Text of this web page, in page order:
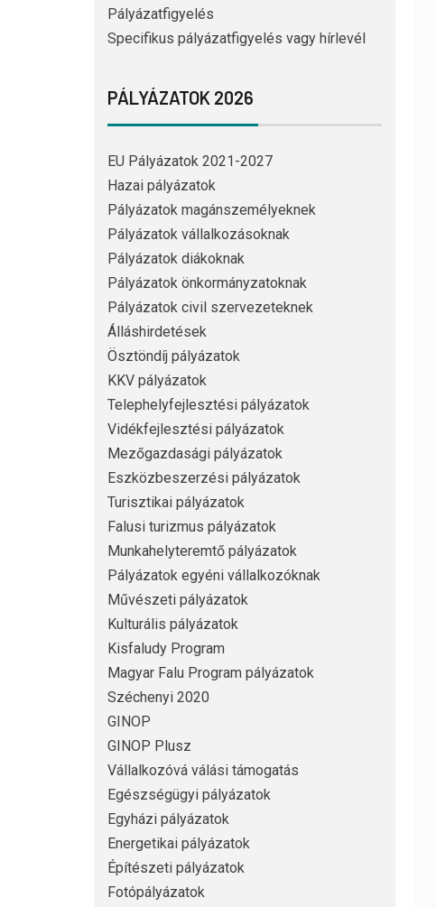
Pályázatfigyelés
Specifikus pályázatfigyelés vagy hírlevél
PÁLYÁZATOK 2026
EU Pályázatok 2021-2027
Hazai pályázatok
Pályázatok magánszemélyeknek
Pályázatok vállalkozásoknak
Pályázatok diákoknak
Pályázatok önkormányzatoknak
Pályázatok civil szervezeteknek
Álláshirdetések
Ösztöndíj pályázatok
KKV pályázatok
Telephelyfejlesztési pályázatok
Vidékfejlesztési pályázatok
Mezőgazdasági pályázatok
Eszközbeszerzési pályázatok
Turisztikai pályázatok
Falusi turizmus pályázatok
Munkahelyteremtő pályázatok
Pályázatok egyéni vállalkozóknak
Művészeti pályázatok
Kulturális pályázatok
Kisfaludy Program
Magyar Falu Program pályázatok
Széchenyi 2020
GINOP
GINOP Plusz
Vállalkozóvá válási támogatás
Egészségügyi pályázatok
Egyházi pályázatok
Energetikai pályázatok
Építészeti pályázatok
Fotópályázatok